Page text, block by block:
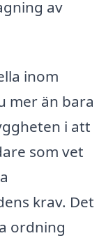
av
inom
mer än bara
i att
som vet
krav. Det
ordning